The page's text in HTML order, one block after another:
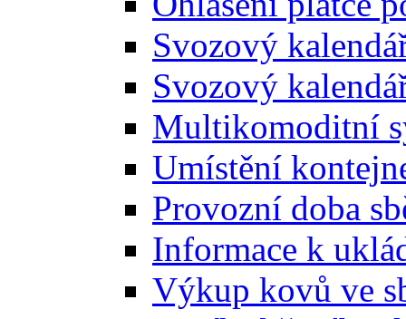
Svozový
Svozový
Multikomoditní
Umístění
Provozní doba
Informace k
Výkup kovů ve